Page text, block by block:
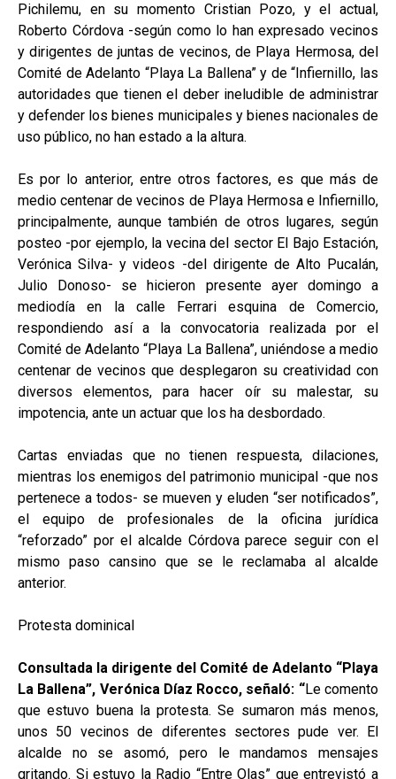
Pichilemu, en su momento Cristian Pozo, y el actual,
Roberto Córdova -según como lo han expresado vecinos
y dirigentes de juntas de vecinos, de Playa Hermosa, del
Comité de Adelanto “Playa La Ballena” y de “Infiernillo, las
autoridades que tienen el deber ineludible de administrar
y defender los bienes municipales y bienes nacionales de
uso público, no han estado a la altura.
Es por lo anterior, entre otros factores, es que más de
medio centenar de vecinos de Playa Hermosa e Infiernillo,
principalmente, aunque también de otros lugares, según
posteo -por ejemplo, la vecina del sector El Bajo Estación,
Verónica Silva- y videos -del dirigente de Alto Pucalán,
Julio Donoso- se hicieron presente ayer domingo a
mediodía en la calle Ferrari esquina de Comercio,
respondiendo así a la convocatoria realizada por el
Comité de Adelanto “Playa La Ballena”, uniéndose a medio
centenar de vecinos que desplegaron su creatividad con
diversos elementos, para hacer oír su malestar, su
impotencia, ante un actuar que los ha desbordado.
Cartas enviadas que no tienen respuesta, dilaciones,
mientras los enemigos del patrimonio municipal -que nos
pertenece a todos- se mueven y eluden “ser notificados”,
el equipo de profesionales de la oficina jurídica
“reforzado” por el alcalde Córdova parece seguir con el
mismo paso cansino que se le reclamaba al alcalde
anterior.
Protesta dominical
Consultada la dirigente del Comité de Adelanto “Playa
La Ballena”, Verónica Díaz Rocco, señaló: “Le comento
que estuvo buena la protesta. Se sumaron más menos,
unos 50 vecinos de diferentes sectores pude ver. El
alcalde no se asomó, pero le mandamos mensajes
gritando. Si estuvo la Radio “Entre Olas” que entrevistó a